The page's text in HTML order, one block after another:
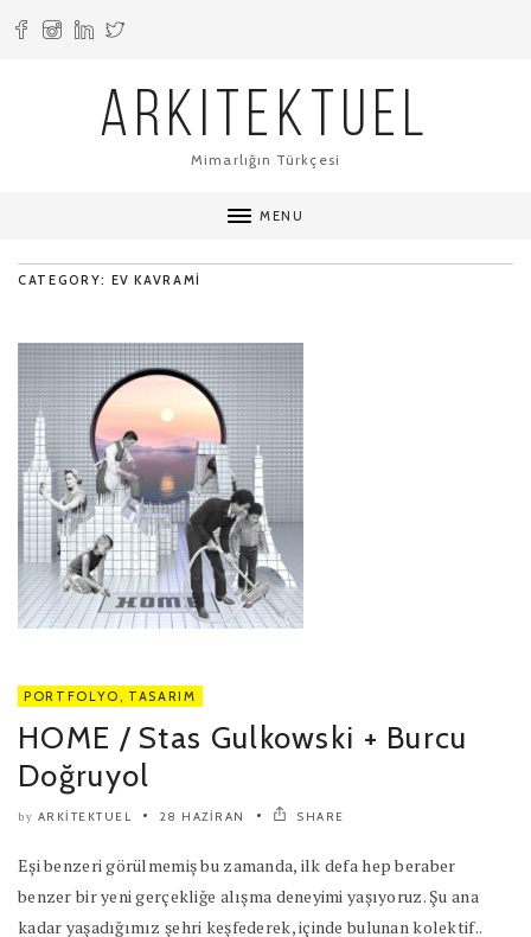
ARKITEKTUEL
Mimarlığın Türkçesi
MENU
CATEGORY: EV KAVRAMI
PORTFOLYO , TASARIM
HOME / Stas Gulkowski + Burcu
Doğruyol
by ARKITEKTUEL 28 HAZIRAN SHARE
Eşi benzeri görülmemiş bu zamanda, ilk defa hep beraber
benzer bir yeni gerçekliğe alışma deneyimi yaşıyoruz. Şu ana
kadar yaşadığımız şehri keşfederek, içinde bulunan kolektif..